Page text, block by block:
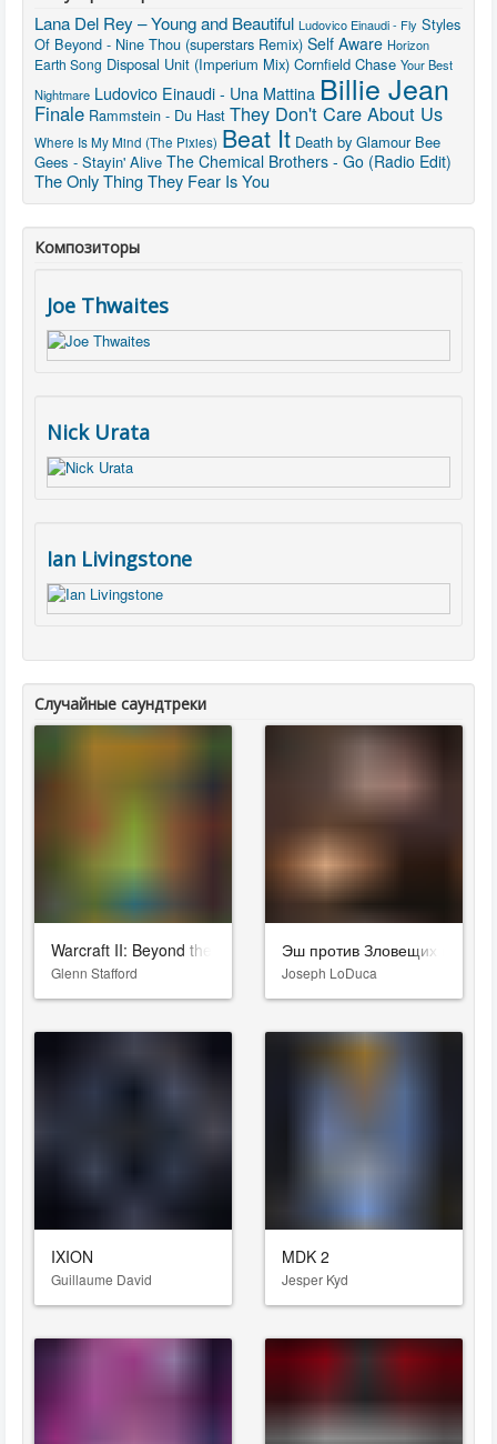
Lana Del Rey – Young and Beautiful Ludovico Einaudi - Fly Styles
Of Beyond - Nine Thou (superstars Remix) Self Aware Horizon
Earth Song Disposal Unit (Imperium Mix) Cornfield Chase Your Best
Nightmare Ludovico Einaudi - Una Mattina Billie Jean
Finale Rammstein - Du Hast They Don't Care About Us
Where Is My Mind (The Pixies) Beat It Death by Glamour Bee
Gees - Stayin' Alive The Chemical Brothers - Go (Radio Edit)
The Only Thing They Fear Is You
Композиторы
Joe Thwaites
Nick Urata
Ian Livingstone
Случайные саундтреки
Warcraft II: Beyond the Dark Portal
Glenn Stafford
Эш против Зловещих
Joseph LoDuca
IXION
Guillaume David
MDK 2
Jesper Kyd